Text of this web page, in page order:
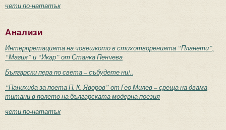
чети по-нататък
Анализи
Интерпретацията на човешкото в стихотворенията “Планети”,
“Магия” и “Икар” от Станка Пенчева
Български пера по света – събудете ни!..
“Панихида за поета П. К. Яворов” от Гео Милев – среща на двама
титани в полето на българската модерна поезия
чети по-нататък